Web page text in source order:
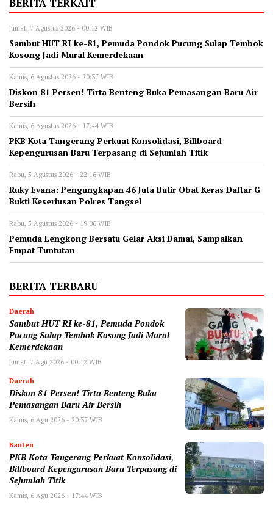
BERITA TERKAIT
Jumat, 7 Agustus 2026 - 00:12 WIB
Sambut HUT RI ke-81, Pemuda Pondok Pucung Sulap Tembok
Kosong Jadi Mural Kemerdekaan
Kamis, 6 Agustus 2026 - 20:37 WIB
Diskon 81 Persen! Tirta Benteng Buka Pemasangan Baru Air
Bersih
Kamis, 6 Agustus 2026 - 17:44 WIB
‎PKB Kota Tangerang Perkuat Konsolidasi, Billboard
Kepengurusan Baru Terpasang di Sejumlah Titik ‎
Rabu, 5 Agustus 2026 - 22:16 WIB
‎Ruky Evana: Pengungkapan 46 Juta Butir Obat Keras Daftar G
Bukti Keseriusan Polres Tangsel
Rabu, 5 Agustus 2026 - 19:06 WIB
Pemuda Lengkong Bersatu Gelar Aksi Damai, Sampaikan
Empat Tuntutan
BERITA TERBARU
Daerah
Sambut HUT RI ke-81, Pemuda Pondok
Pucung Sulap Tembok Kosong Jadi Mural
Kemerdekaan
Jumat, 7 Agu 2026 - 00:12 WIB
Daerah
Diskon 81 Persen! Tirta Benteng Buka
Pemasangan Baru Air Bersih
Kamis, 6 Agu 2026 - 20:37 WIB
Banten
‎PKB Kota Tangerang Perkuat Konsolidasi,
Billboard Kepengurusan Baru Terpasang di
Sejumlah Titik ‎
Kamis, 6 Agu 2026 - 17:44 WIB